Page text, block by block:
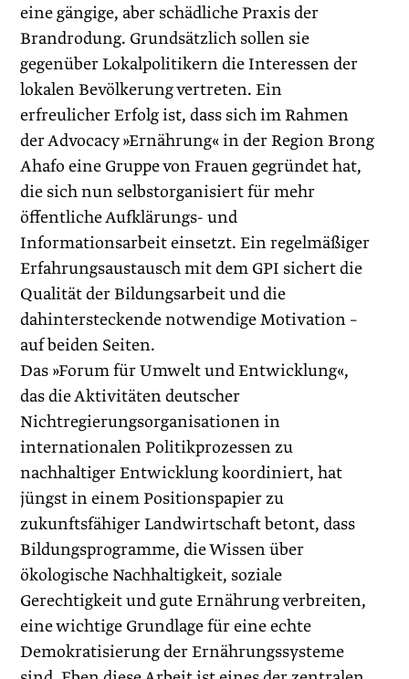
eine gängige, aber schädliche Praxis der
Brandrodung. Grundsätzlich sollen sie
gegenüber Lokalpolitikern die Interessen der
lokalen Bevölkerung vertreten. Ein
erfreulicher Erfolg ist, dass sich im Rahmen
der Advocacy »Ernährung« in der Region Brong
Ahafo eine Gruppe von Frauen gegründet hat,
die sich nun selbstorganisiert für mehr
öffentliche Aufklärungs- und
Informationsarbeit einsetzt. Ein regelmäßiger
Erfahrungsaustausch mit dem GPI sichert die
Qualität der Bildungsarbeit und die
dahintersteckende notwendige Motivation –
auf beiden Seiten.
Das »Forum für Umwelt und Entwicklung«,
das die Aktivitäten deutscher
Nichtregierungsorganisationen in
internationalen Politikprozessen zu
nachhaltiger Entwicklung koordiniert, hat
jüngst in einem Positionspapier zu
zukunftsfähiger Landwirtschaft betont, dass
Bildungsprogramme, die Wissen über
ökologische Nachhaltigkeit, soziale
Gerechtigkeit und gute Ernährung verbreiten,
eine wichtige Grundlage für eine echte
Demokratisierung der Ernährungssysteme